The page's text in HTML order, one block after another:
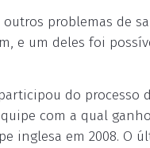
problemas de
e um deles foi
do processo
com a qual
inglesa em 2008. O